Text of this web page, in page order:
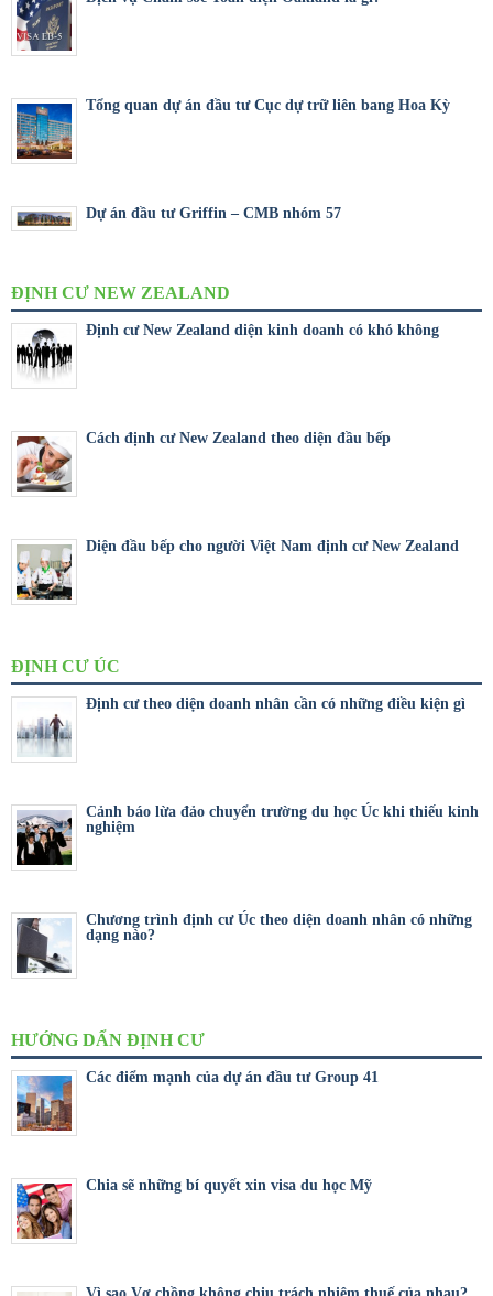
Tổng quan dự án đầu tư Cục dự trữ liên bang Hoa Kỳ
Dự án đầu tư Griffin – CMB nhóm 57
ĐỊNH CƯ NEW ZEALAND
Định cư New Zealand diện kinh doanh có khó không
Cách định cư New Zealand theo diện đầu bếp
Diện đầu bếp cho người Việt Nam định cư New Zealand
ĐỊNH CƯ ÚC
Định cư theo diện doanh nhân cần có những điều kiện gì
Cảnh báo lừa đảo chuyển trường du học Úc khi thiếu kinh
nghiệm
Chương trình định cư Úc theo diện doanh nhân có những
dạng nào?
HƯỚNG DẨN ĐỊNH CƯ
Các điểm mạnh của dự án đầu tư Group 41
Chia sẽ những bí quyết xin visa du học Mỹ